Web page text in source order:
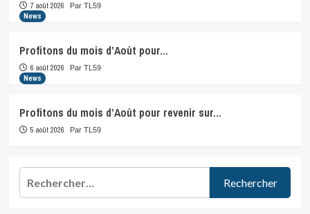
7 août 2026 Par TL59
News
Profitons du mois d’Août pour…
6 août 2026 Par TL59
News
Profitons du mois d’Août pour revenir sur…
5 août 2026 Par TL59